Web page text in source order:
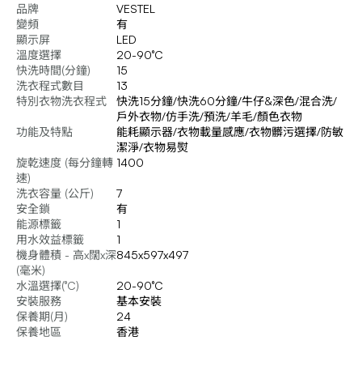
品牌
VESTEL
變頻
有
顯示屏
LED
溫度選擇
20-90°C
快洗時間(分鐘)
15
洗衣程式數目
13
特別衣物洗衣程式
快洗15分鐘/快洗60分鐘/牛仔&深色/混合洗/
戶外衣物/仿手洗/預洗/羊毛/顏色衣物
功能及特點
能耗顯示器/衣物載量感應/衣物髒污選擇/防敏
潔淨/衣物易熨
旋乾速度 (每分鐘轉
速)
1400
洗衣容量 (公斤)
7
安全鎖
有
能源標籤
1
用水效益標籤
1
機身體積 - 高x闊x深
(毫米)
845x597x497
水溫選擇(°C)
20-90°C
安裝服務
基本安裝
保養期(月)
24
保養地區
香港